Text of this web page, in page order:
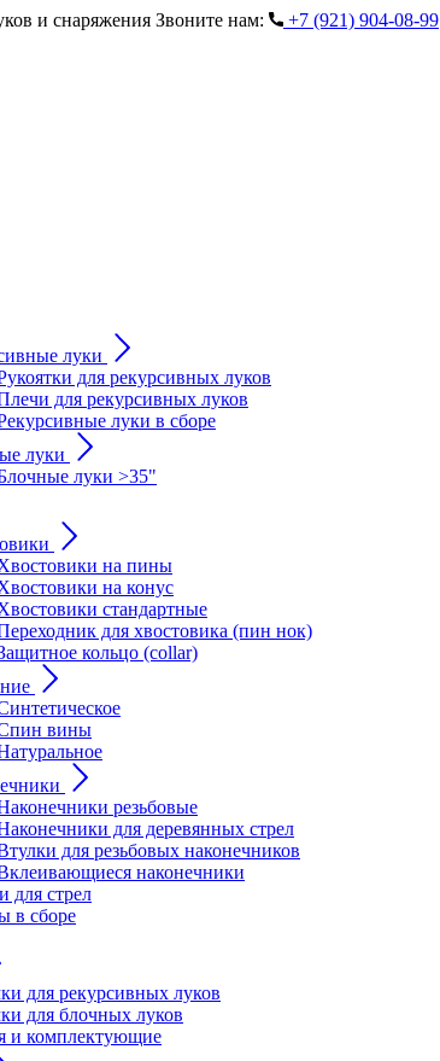
и снаряжения Звоните нам: +7 (921) 904-08-99
луки
для рекурсивных луков
для рекурсивных луков
луки в сборе
луки
луки >35"
на пины
на конус
стандартные
для хвостовика (пин нок)
кольцо (collar)
вины
резьбовые
для деревянных стрел
для резьбовых наконечников
наконечники
для стрел
в сборе
для рекурсивных луков
для блочных луков
и комплектующие